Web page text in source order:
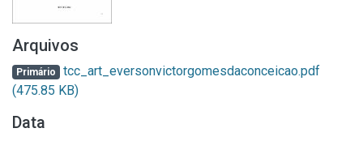
Arquivos
Primário tcc_art_eversonvictorgomesdaconceicao.pdf
(475.85 KB)
Data